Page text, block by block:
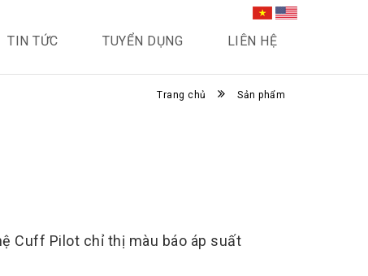
TIN TỨC TUYỂN DỤNG LIÊN HỆ
Trang chủ Sản phẩm
Cuff Pilot chỉ thị màu báo áp suất